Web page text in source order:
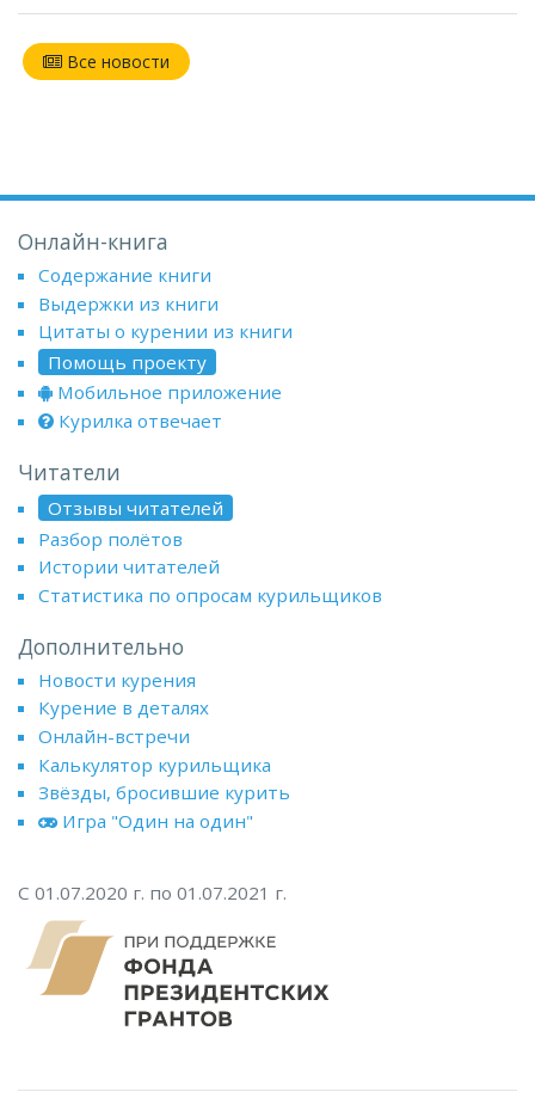
Все новости
Онлайн-книга
Содержание книги
Выдержки из книги
Цитаты о курении из книги
Помощь проекту
Мобильное приложение
Курилка отвечает
Читатели
Отзывы читателей
Разбор полётов
Истории читателей
Статистика по опросам курильщиков
Дополнительно
Новости курения
Курение в деталях
Онлайн-встречи
Калькулятор курильщика
Звёзды, бросившие курить
Игра "Один на один"
С 01.07.2020 г. по 01.07.2021 г.